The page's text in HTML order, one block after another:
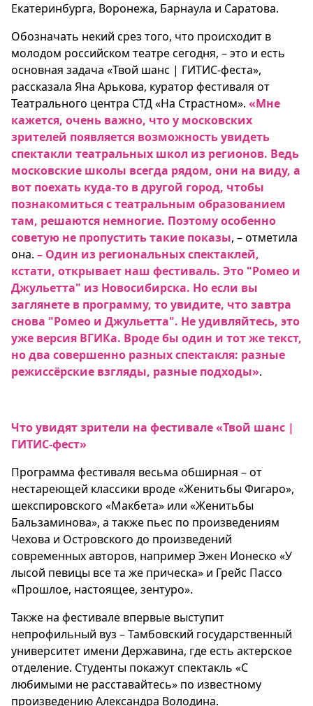
Екатеринбурга, Воронежа, Барнаула и Саратова.
Обозначать некий срез того, что происходит в
молодом российском театре сегодня, – это и есть
основная задача «Твой шанс | ГИТИС-феста»,
рассказала Яна Арькова, куратор фестиваля от
Театрального центра СТД «На Страстном». «Мне
кажется, очень важно, что у московских
зрителей появляется возможность увидеть
спектакли театральных школ из регионов. Ведь
московские школы всегда рядом, они на виду, а
вот поехать куда-то в другой город, чтобы
познакомиться с театральным образованием
там, решаются немногие. Поэтому особенно
советую не пропустить такие показы, – отметила
она. – Один из региональных спектаклей,
кстати, открывает наш фестиваль. Это "Ромео и
Джульетта" из Новосибирска. Но если вы
заглянете в программу, то увидите, что завтра
снова "Ромео и Джульетта". Не удивляйтесь, это
уже версия ВГИКа. Вроде бы один и тот же текст,
но два совершенно разных спектакля: разные
режиссёрские взгляды, разные подходы».
Что увидят зрители на фестивале «Твой шанс |
ГИТИС-фест»
Программа фестиваля весьма обширная – от
нестареющей классики вроде «Женитьбы Фигаро»,
шекспировского «Макбета» или «Женитьбы
Бальзаминова», а также пьес по произведениям
Чехова и Островского до произведений
современных авторов, например Эжен Ионеско «У
лысой певицы все та же прическа» и Грейс Пассо
«Прошлое, настоящее, зентуро».
Также на фестивале впервые выступит
непрофильный вуз – Тамбовский государственный
университет имени Державина, где есть актерское
отделение. Студенты покажут спектакль «С
любимыми не расставайтесь» по известному
произведению Александра Володина.